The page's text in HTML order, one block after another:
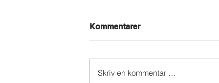
Kommentarer
Skriv en kommentar …